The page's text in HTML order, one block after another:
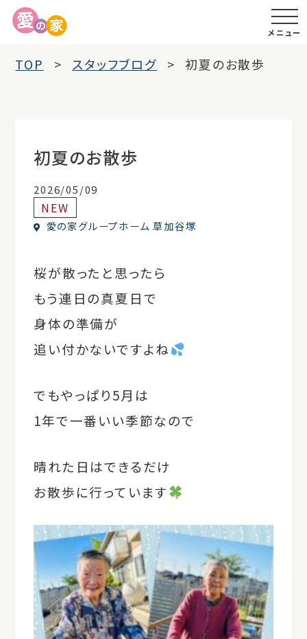
メニュー
TOP スタッフブログ 初夏のお散歩
初夏のお散歩
2026/05/09
NEW
愛の家グループホーム 草加谷塚
桜が散ったと思ったら
もう連日の真夏日で
身体の準備が
追い付かないですよね
でもやっぱり5月は
1年で一番いい季節なので
晴れた日はできるだけ
お散歩に行っています